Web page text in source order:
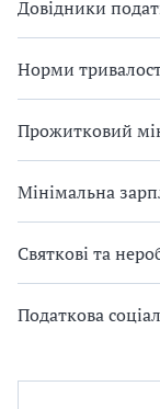
Довідники
Норми
Прожитковий
Мінімальна
Святкові та
Податкова